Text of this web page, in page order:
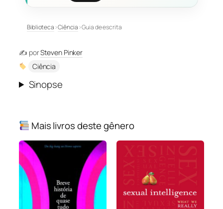
Biblioteca›Ciência›Guia de escrita
✍️ porSteven Pinker
Ciência
Sinopse
Mais livros deste gênero